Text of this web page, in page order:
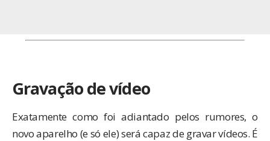
Gravação de vídeo
Exatamente como foiadiantado pelos rumores, o
novo aparelho (e só ele) será capaz de gravar vídeos. É